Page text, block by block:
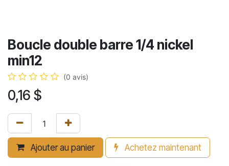
Boucle double barre 1/4 nickel
min12
(0 avis)
0,16 $
Ajouter au panier Achetez maintenant